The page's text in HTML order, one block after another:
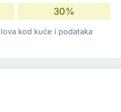
30%
kod kuće i podataka